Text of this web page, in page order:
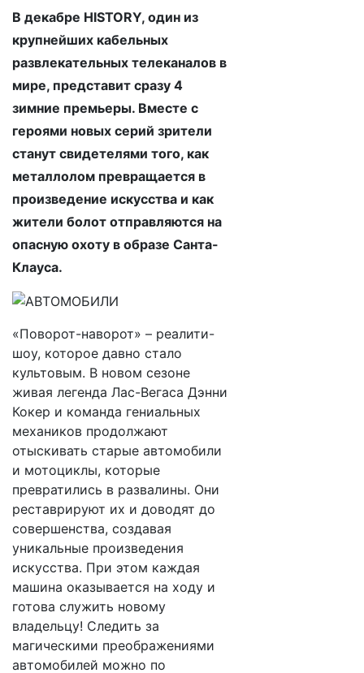
В декабре HISTORY, один из
крупнейших кабельных
развлекательных телеканалов в
мире, представит сразу 4
зимние премьеры. Вместе с
героями новых серий зрители
станут свидетелями того, как
металлолом превращается в
произведение искусства и как
жители болот отправляются на
опасную охоту в образе Санта-
Клауса.
«Поворот-наворот» – реалити-
шоу, которое давно стало
культовым. В новом сезоне
живая легенда Лас-Вегаса Дэнни
Кокер и команда гениальных
механиков продолжают
отыскивать старые автомобили
и мотоциклы, которые
превратились в развалины. Они
реставрируют их и доводят до
совершенства, создавая
уникальные произведения
искусства. При этом каждая
машина оказывается на ходу и
готова служить новому
владельцу! Следить за
магическими преображениями
автомобилей можно по